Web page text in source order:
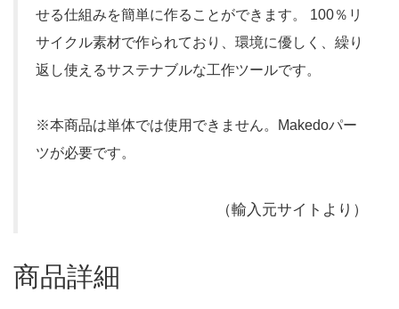
せる仕組みを簡単に作ることができます。 100％リ
サイクル素材で作られており、環境に優しく、繰り
返し使えるサステナブルな工作ツールです。
※本商品は単体では使用できません。Makedoパー
ツが必要です。
（輸入元サイトより）
商品詳細